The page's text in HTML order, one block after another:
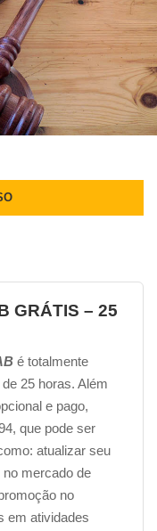
GRÁTIS – 25
é totalmente
25 horas. Além
e pago,
que pode ser
atualizar seu
mercado de
no
em atividades